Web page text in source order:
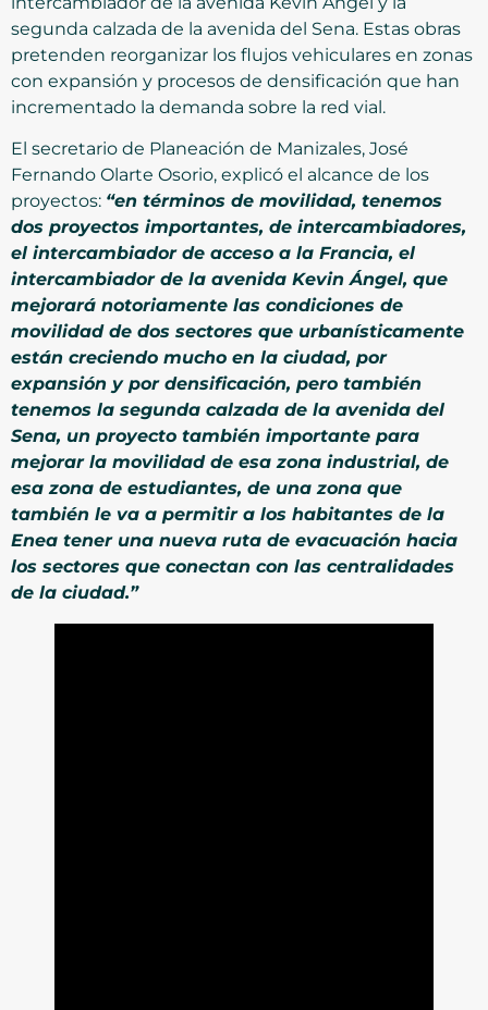
segunda calzada de la avenida del Sena. Estas obras
pretenden reorganizar los flujos vehiculares en zonas
con expansión y procesos de densificación que han
incrementado la demanda sobre la red vial.
El secretario de Planeación de Manizales, José
Fernando Olarte Osorio, explicó el alcance de los
proyectos: “en términos de movilidad, tenemos
dos proyectos importantes, de intercambiadores,
el intercambiador de acceso a la Francia, el
intercambiador de la avenida Kevin Ángel, que
mejorará notoriamente las condiciones de
movilidad de dos sectores que urbanísticamente
están creciendo mucho en la ciudad, por
expansión y por densificación, pero también
tenemos la segunda calzada de la avenida del
Sena, un proyecto también importante para
mejorar la movilidad de esa zona industrial, de
esa zona de estudiantes, de una zona que
también le va a permitir a los habitantes de la
Enea tener una nueva ruta de evacuación hacia
los sectores que conectan con las centralidades
de la ciudad.”